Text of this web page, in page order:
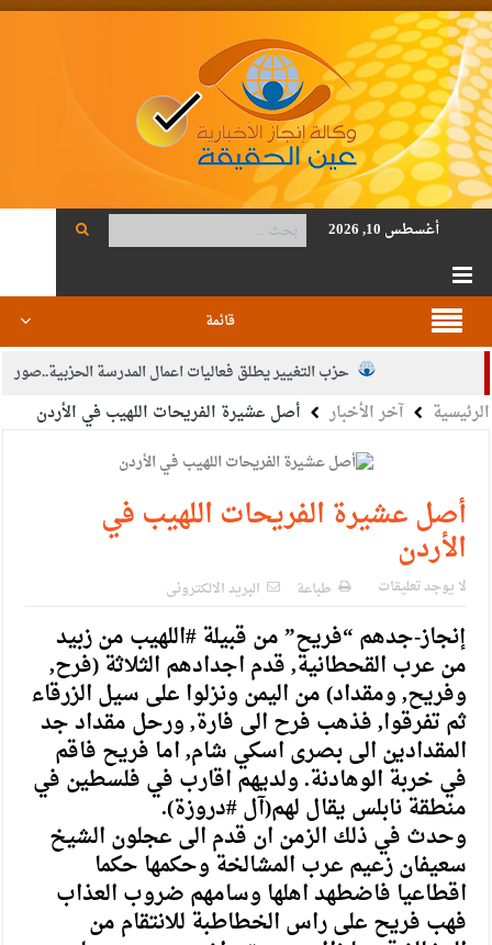
أغسطس 10, 2026
قائمة
حزب التغيير يطلق فعاليات اعمال المدرسة الحزبية..صور
الجيش يفتح باب التجنيد لحملة البكالوريوس في الحقوق والقانون
بيان اجتماع عمّان:دعم الوصاية الهاشمية التاريخية على المقدسات
الإسلامية والمسيحية
الأمن يتلف 16 مليون حبة كبتاجون و1480 كغم مواد مخدرة
النواب يقر مشروع تعديل قانون الملكية العقارية
القاضي يلتقي رؤساء تحرير الصحف اليومية ويؤكد حرص مجلس
النواب على شراكة فاعلة مع الإعلام
دعوة المكلفين بخدمة العلم (الدفعة الثالثة) إلى مراجعة منصة خدمة
العلم
الملك يلتقي مجموعة من رفاق السلاح
الملك يتلقى اتصالا هاتفيا من العاهل البحريني
القاضي محمود أحمد فريحات.. مبارك ومزيدا من التوفيق
الرئيسية آخر الأخبار أصل عشيرة الفريحات اللهيب في الأردن
أصل عشيرة الفريحات اللهيب في
الأردن
لا يوجد تعليقات طباعة البريد الالكترونى
إنجاز-جدهم “فريح” من قبيلة #اللهيب من زبيد
من عرب القحطانية, قدم اجدادهم الثلاثة (فرح,
وفريح, ومقداد) من اليمن ونزلوا على سيل الزرقاء
ثم تفرقوا, فذهب فرح الى فارة, ورحل مقداد جد
المقدادين الى بصرى اسكي شام, اما فريح فاقم
في خربة الوهادنة. ولديهم اقارب في فلسطين في
منطقة نابلس يقال لهم(آل #دروزة).
وحدث في ذلك الزمن ان قدم الى عجلون الشيخ
سعيفان زعيم عرب المشالخة وحكمها حكما
اقطاعيا فاضطهد اهلها وسامهم ضروب العذاب
فهب فريح على راس الخطاطبة للانتقام من